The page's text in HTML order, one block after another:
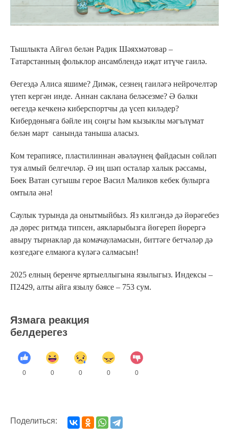
Тышлыкта Айгөл белән Радик Шәяхмәтовар –
Татарстанның фольклор ансамблендә иҗат итүче гаилә.
Өегездә Алиса яшиме? Димәк, сезнең гаиләгә нейрочелтәр
үтеп кергән инде. Аннан саклана беләсезме? Ә бәлки
өегездә кечкенә киберспортчы да үсеп киләдер?
Кибердөньяга бәйле иң соңгы һәм кызыклы мәгълүмат
белән март санында таныша аласыз.
Ком терапиясе, пластилиннан әвәләүнең файдасын сөйләп
туя алмый белгечләр. Ә иң шәп осталар халык рәссамы,
Бөек Ватан сугышы герое Васил Маликов кебек булырга
омтыла әнә!
Саулык турында да онытмыйбыз. Яз килгәндә дә йөрәгебез
дә дөрес ритмда типсен, аякларыбызга йөгереп йөрергә
авыру тырнаклар да комачауламасын, биттәге бетчәләр дә
көзгедәге елмаюга күләгә салмасын!
2025 елның беренче яртыеллыгына язылыгыз. Индексы –
П2429, алты айга язылу бәясе – 753 сум.
Язмага реакция
белдерегез
0 0 0 0 0
Поделиться: